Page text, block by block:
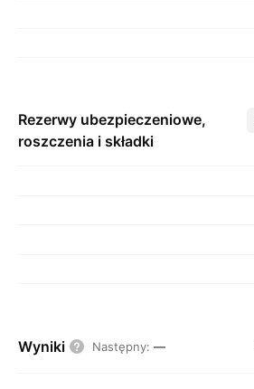
Rezerwy ubezpieczeniowe,
roszczenia i składki
Wyniki Następny: —